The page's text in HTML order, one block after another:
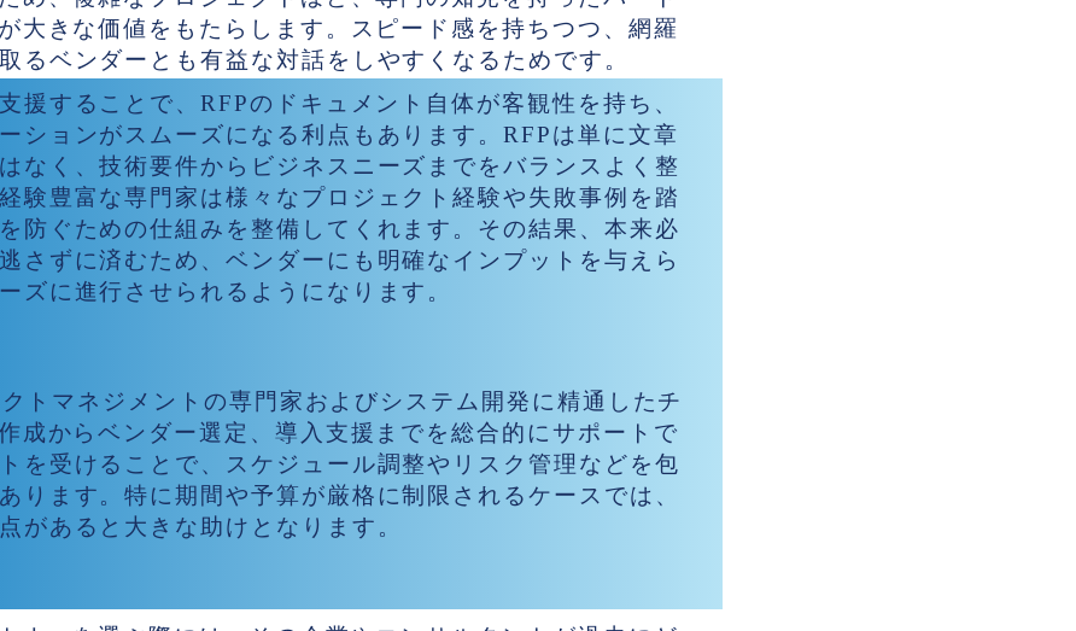
大きな価値をもたらします。スピード感を持ちつつ、網羅
るベンダーとも有益な対話をしやすくなるためです。
援することで、RFPのドキュメント自体が客観性を持ち、
ションがスムーズになる利点もあります。RFPは単に文章
なく、技術要件からビジネスニーズまでをバランスよく整
験豊富な専門家は様々なプロジェクト経験や失敗事例を踏
防ぐための仕組みを整備してくれます。その結果、本来必
さずに済むため、ベンダーにも明確なインプットを与えら
ズに進行させられるようになります。
トマネジメントの専門家およびシステム開発に精通したチ
成からベンダー選定、導入支援までを総合的にサポートで
を受けることで、スケジュール調整やリスク管理などを包
ります。特に期間や予算が厳格に制限されるケースでは、
があると大きな助けとなります。